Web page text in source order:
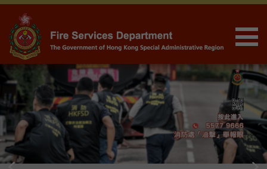
Skip to Content